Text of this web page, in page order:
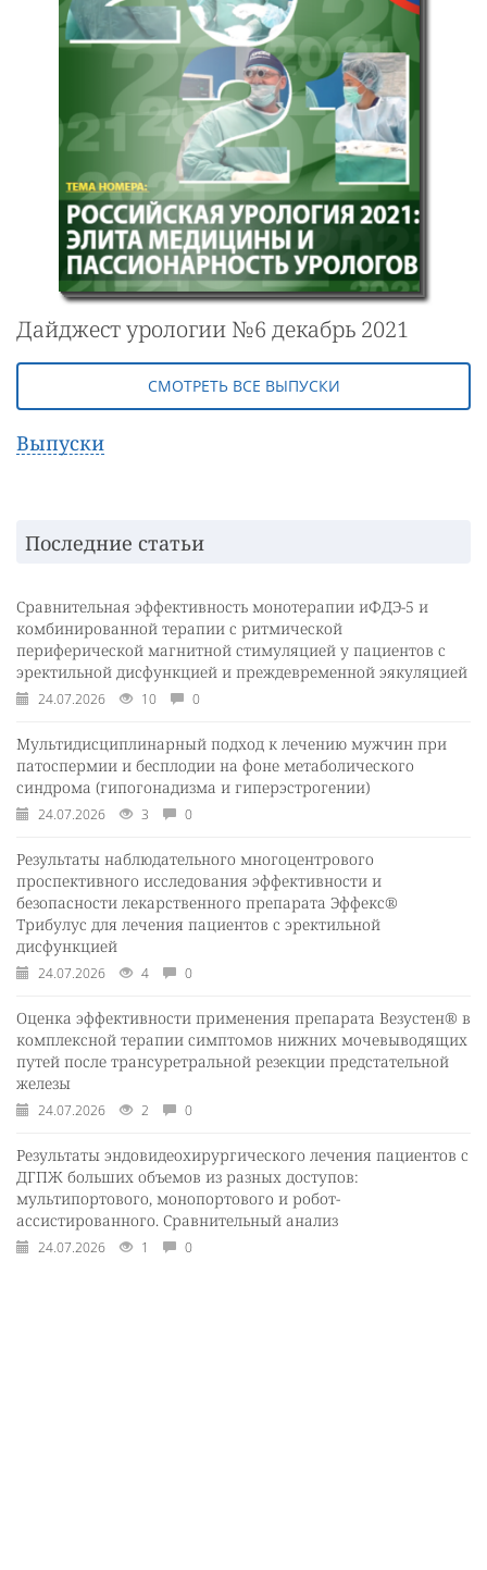
Дайджест урологии №6 декабрь 2021
СМОТРЕТЬ ВСЕ ВЫПУСКИ
Выпуски
Последние статьи
Сравнительная эффективность монотерапии иФДЭ-5 и
комбинированной терапии с ритмической
периферической магнитной стимуляцией у пациентов с
эректильной дисфункцией и преждевременной эякуляцией
24.07.2026 10 0
Мультидисциплинарный подход к лечению мужчин при
патоспермии и бесплодии на фоне метаболического
синдрома (гипогонадизма и гиперэстрогении)
24.07.2026 3 0
Результаты наблюдательного многоцентрового
проспективного исследования эффективности и
безопасности лекарственного препарата Эффекс®
Трибулус для лечения пациентов с эректильной
дисфункцией
24.07.2026 4 0
Оценка эффективности применения препарата Везустен® в
комплексной терапии симптомов нижних мочевыводящих
путей после трансуретральной резекции предстательной
железы
24.07.2026 2 0
Результаты эндовидеохирургического лечения пациентов с
ДГПЖ больших объемов из разных доступов:
мультипортового, монопортового и робот-
ассистированного. Сравнительный анализ
24.07.2026 1 0